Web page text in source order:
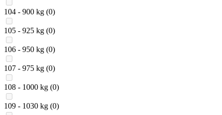
104 - 900 kg (0)
105 - 925 kg (0)
106 - 950 kg (0)
107 - 975 kg (0)
108 - 1000 kg (0)
109 - 1030 kg (0)